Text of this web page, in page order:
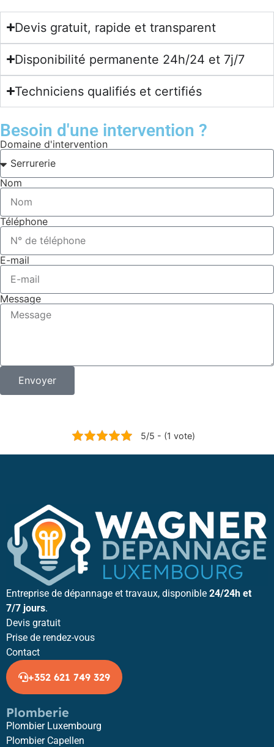
Devis gratuit, rapide et transparent
Disponibilité permanente 24h/24 et 7j/7
Techniciens qualifiés et certifiés
Besoin d'une intervention ?
Domaine d'intervention
Nom
Téléphone
E-mail
Message
Envoyer
5/5 - (1 vote)
Entreprise de dépannage et travaux, disponible 24/24h et
7/7 jours.
Devis gratuit
Prise de rendez-vous
Contact
+352 621 749 329
Plomberie
Plombier Luxembourg
Plombier Capellen